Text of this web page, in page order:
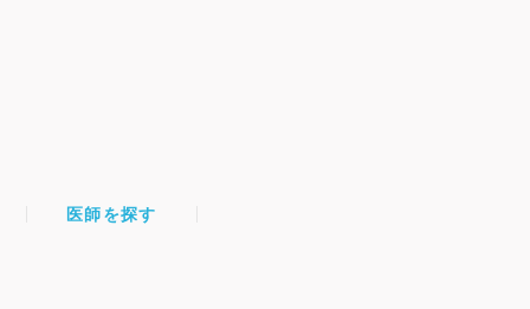
医師を探す